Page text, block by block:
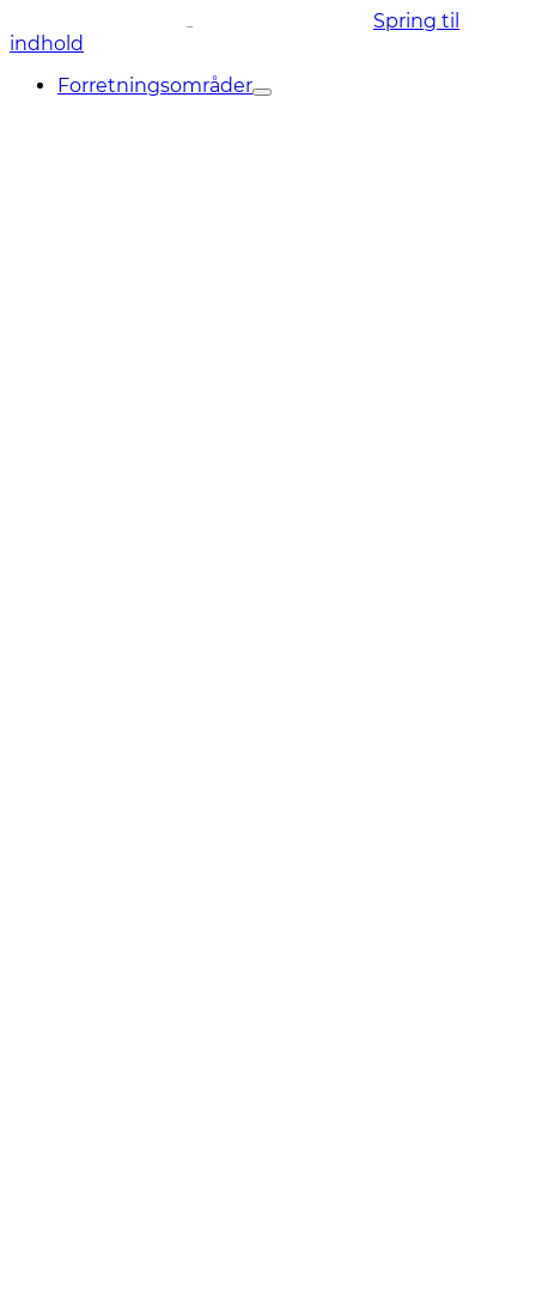
Spring til
indhold
Forretningsområder